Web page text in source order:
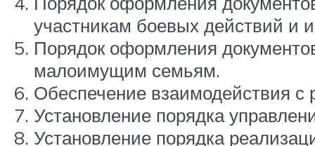
участникам боевых действий и
Порядок оформления
малоимущим семьям.
Обеспечение взаимодействия с
Установление порядка
Установление порядка